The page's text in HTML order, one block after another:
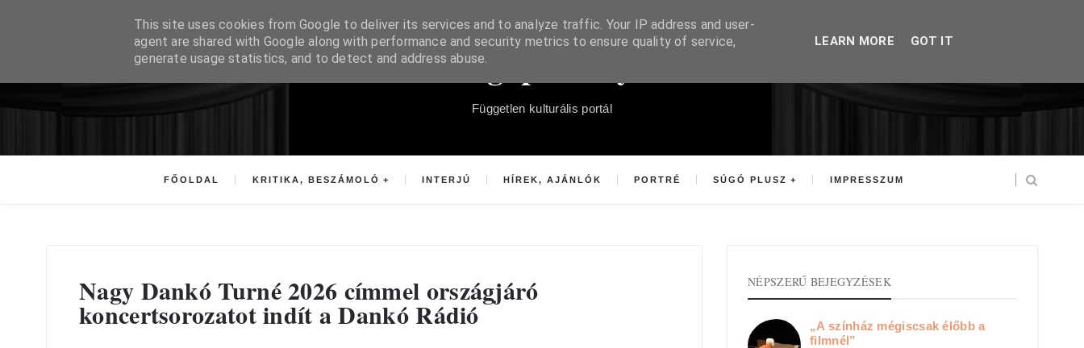
Súgópéldány
Független kulturális portál
FŐOLDAL KRITIKA, BESZÁMOLÓ INTERJÚ HÍREK, AJÁNLÓK PORTRÉ SÚGÓ PLUSZ IMPRESSZUM
Nagy Dankó Turné 2026 címmel országjáró
koncertsorozatot indít a Dankó Rádió
NÉPSZERŰ BEJEGYZÉSEK
„A színház mégiscsak élőbb a
filmnél”
This site uses cookies from Google to deliver its services and to analyze traffic. Your IP address and user-
agent are shared with Google along with performance and security metrics to ensure quality of service,
generate usage statistics, and to detect and address abuse.
LEARN MORE GOT IT